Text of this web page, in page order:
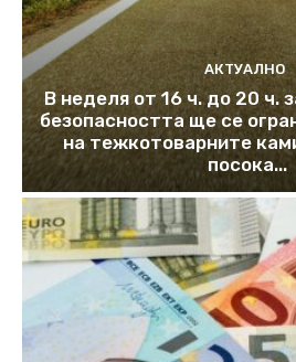
АКТУАЛНО
В неделя от 16 ч. до 20 ч.
безопасността ще се
на тежкотоварните
посока...